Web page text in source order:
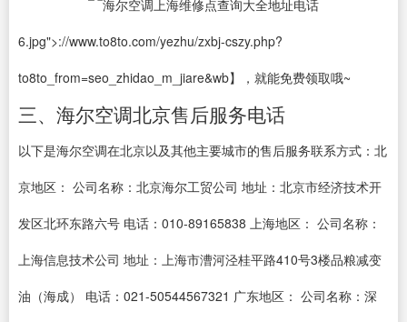
6.jpg">://www.to8to.com/yezhu/zxbj-cszy.php?
to8to_from=seo_zhidao_m_jiare&wb】，就能免费领取哦~
三、海尔空调北京售后服务电话
以下是海尔空调在北京以及其他主要城市的售后服务联系方式：北
京地区： 公司名称：北京海尔工贸公司 地址：北京市经济技术开
发区北环东路六号 电话：010-89165838 上海地区： 公司名称：
上海信息技术公司 地址：上海市漕河泾桂平路410号3楼品粮减变
油（海成） 电话：021-50544567321 广东地区： 公司名称：深